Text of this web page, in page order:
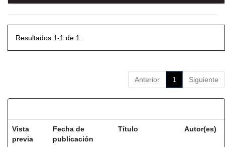
Resultados 1-1 de 1.
Anterior 1 Siguiente
Vista
previa
Fecha de
publicación
Título Autor(es)